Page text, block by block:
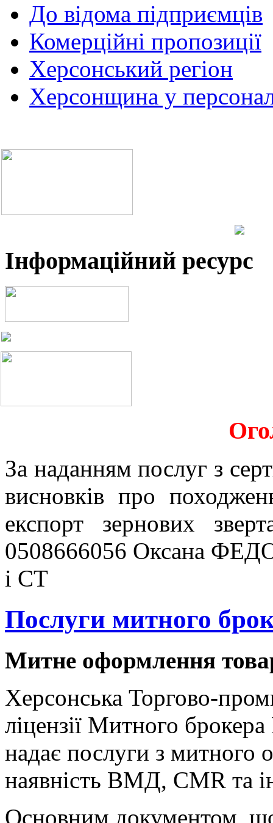
До відома підприємців
Комерційні пропозиції
Херсонський регіон
Херсонщина у
Інформаційний ресурс
За наданням послуг з
висновків про
експорт зернових
0508666056 Оксана
і СТ
Послуги митного
Митне оформлення
Херсонська Торгово-
ліцензії Митного
надає послуги з митного
наявність ВМД, CMR та
Основним документом,